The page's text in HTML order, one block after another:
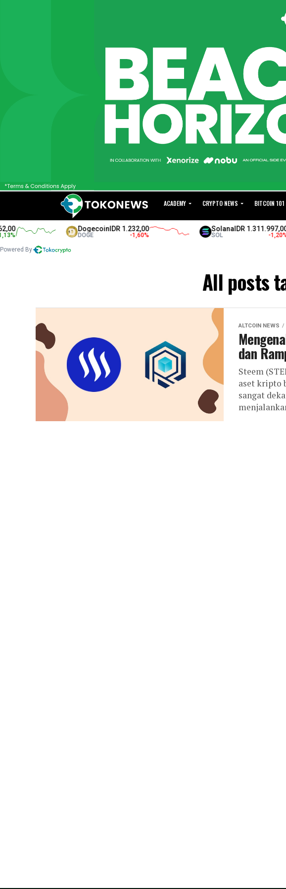
ACADEMY CRYPTO NEWS BITCOIN 101
DogecoinIDR 1.232,00
DOGE -1,60%
Solana IDR 1.311.997,00
SOL -1,20%
Powered By
All posts
ALTCOIN NEWS
dan
Steem
aset kripto
sangat